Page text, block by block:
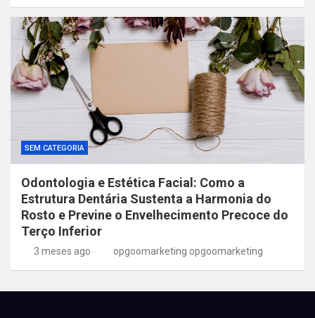
SEM CATEGORIA
Odontologia e Estética Facial: Como a
Estrutura Dentária Sustenta a Harmonia do
Rosto e Previne o Envelhecimento Precoce do
Terço Inferior
3 meses ago opgoomarketing opgoomarketing